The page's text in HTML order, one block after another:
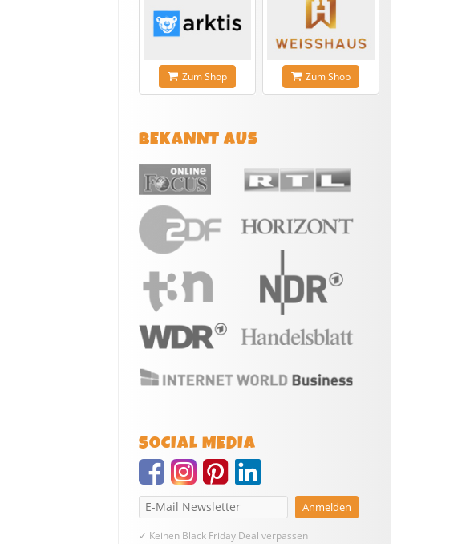
Zum Shop Zum Shop
BEKANNT AUS
SOCIAL MEDIA
✓ Keinen Black Friday Deal verpassen